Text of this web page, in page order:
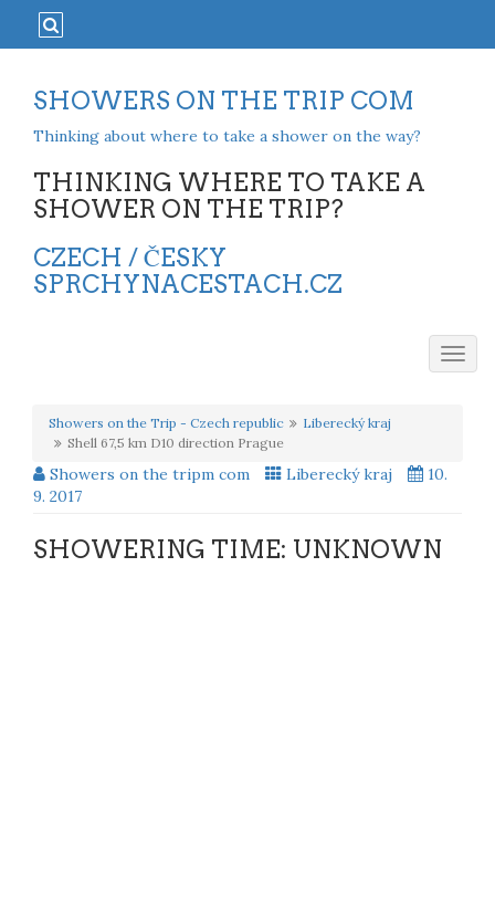
SHOWERS ON THE TRIP COM
Thinking about where to take a shower on the way?
THINKING WHERE TO TAKE A
SHOWER ON THE TRIP?
CZECH / ČESKY
SPRCHYNACESTACH.CZ
Showers on the Trip - Czech republic
Liberecký kraj
Shell 67,5 km D10 direction Prague
Showers on the tripm com Liberecký kraj
10.
9. 2017
SHOWERING TIME: UNKNOWN